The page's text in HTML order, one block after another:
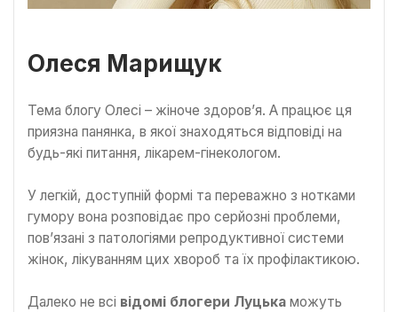
Олеся Марищук
Тема блогу Олесі – жіноче здоров’я. А працює ця
приязна панянка, в якої знаходяться відповіді на
будь-які питання, лікарем-гінекологом.
У легкій, доступній формі та переважно з нотками
гумору вона розповідає про серйозні проблеми,
пов’язані з патологіями репродуктивної системи
жінок, лікуванням цих хвороб та їх профілактикою.
Далеко не всі відомі блогери Луцька можуть